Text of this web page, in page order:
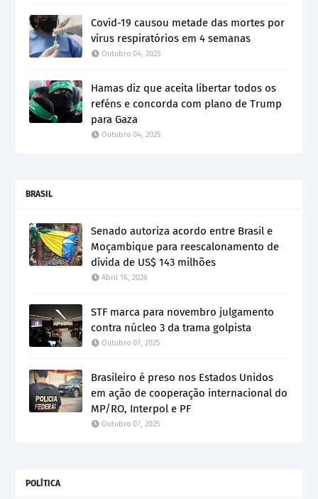
Covid-19 causou metade das mortes por
vírus respiratórios em 4 semanas
Outubro 04, 2025
Hamas diz que aceita libertar todos os
reféns e concorda com plano de Trump
para Gaza
Outubro 04, 2025
BRASIL
Senado autoriza acordo entre Brasil e
Moçambique para reescalonamento de
dívida de US$ 143 milhões
Abril 16, 2026
STF marca para novembro julgamento
contra núcleo 3 da trama golpista
Outubro 07, 2025
Brasileiro é preso nos Estados Unidos
em ação de cooperação internacional do
MP/RO, Interpol e PF
Outubro 07, 2025
POLÍTICA